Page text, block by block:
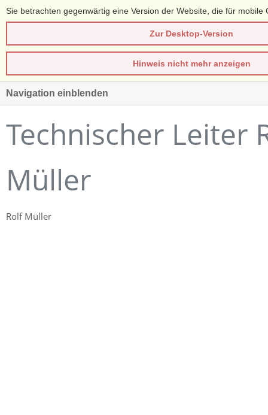
Sie betrachten gegenwärtig eine Version der Website, die für mobile
Zur Desktop-Version
Hinweis nicht mehr anzeigen
Navigation einblenden
Technischer Leiter
Müller
Rolf Müller